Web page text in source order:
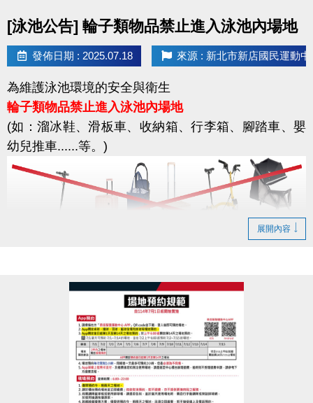
[泳池公告] 輪子類物品禁止進入泳池內場地
發佈日期 : 2025.07.18 來源 : 新北市新店國民運動中
為維護泳池環境的安全與衛生
輪子類物品禁止進入泳池內場地
(如：溜冰鞋、滑板車、收納箱、行李箱、腳踏車、嬰
幼兒推車......等。)
輪椅使用者：限使用運動中心泳池專用輪椅
請於入場後，將個人的輪椅停放在輪椅區，並更換泳
池專用輪椅；
民眾需自行保管個人財物，運動中心不負保管責任。
必要使用之收納箱、行李箱、嬰幼兒推車等
展開內容